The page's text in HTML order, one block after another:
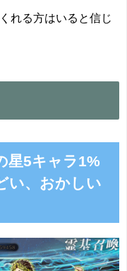
れる方はいると信じ
星5キャラ1%
い、おかしい